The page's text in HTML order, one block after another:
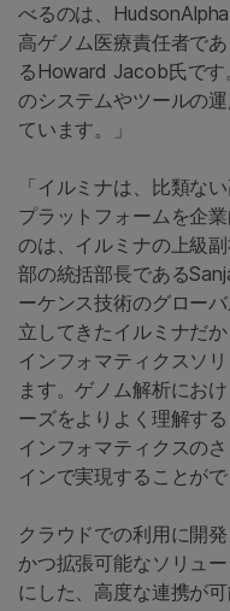
べるのは、
高ゲノム医療責任者で
るHoward Jacob氏です
のシステムやツールの
ています。」
「イルミナは、比類な
プラットフォームを企
のは、イルミナの上級
部の統括部長である
ーケンス技術のグロー
立してきたイルミナだ
インフォマティクスソ
ます。ゲノム解析にお
ーズをよりよく理解す
インフォマティクスの
インで実現することがで
クラウドでの利用に開
かつ拡張可能なソリュ
にした、高度な連携が